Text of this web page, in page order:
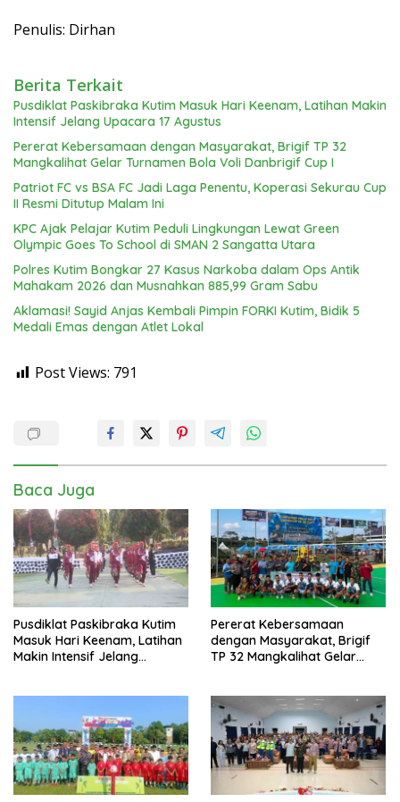
Penulis: Dirhan
Berita Terkait
Pusdiklat Paskibraka Kutim Masuk Hari Keenam, Latihan Makin
Intensif Jelang Upacara 17 Agustus
Pererat Kebersamaan dengan Masyarakat, Brigif TP 32
Mangkalihat Gelar Turnamen Bola Voli Danbrigif Cup I
Patriot FC vs BSA FC Jadi Laga Penentu, Koperasi Sekurau Cup
II Resmi Ditutup Malam Ini
KPC Ajak Pelajar Kutim Peduli Lingkungan Lewat Green
Olympic Goes To School di SMAN 2 Sangatta Utara
Polres Kutim Bongkar 27 Kasus Narkoba dalam Ops Antik
Mahakam 2026 dan Musnahkan 885,99 Gram Sabu
Aklamasi! Sayid Anjas Kembali Pimpin FORKI Kutim, Bidik 5
Medali Emas dengan Atlet Lokal
Post Views: 791
Baca Juga
Pusdiklat Paskibraka Kutim
Masuk Hari Keenam, Latihan
Makin Intensif Jelang
Pererat Kebersamaan
dengan Masyarakat, Brigif
TP 32 Mangkalihat Gelar